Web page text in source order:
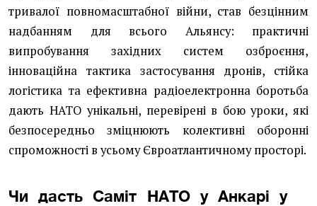
тривалої повномасштабної війни, став безцінним
надбанням для всього Альянсу: практичні
випробування західних систем озброєння,
інноваційна тактика застосування дронів, стійка
логістика та ефективна радіоелектронна боротьба
дають НАТО унікальні, перевірені в бою уроки, які
безпосередньо зміцнюють колективні оборонні
спроможності в усьому Євроатлантичному просторі.
Чи дасть Саміт НАТО у Анкарі у